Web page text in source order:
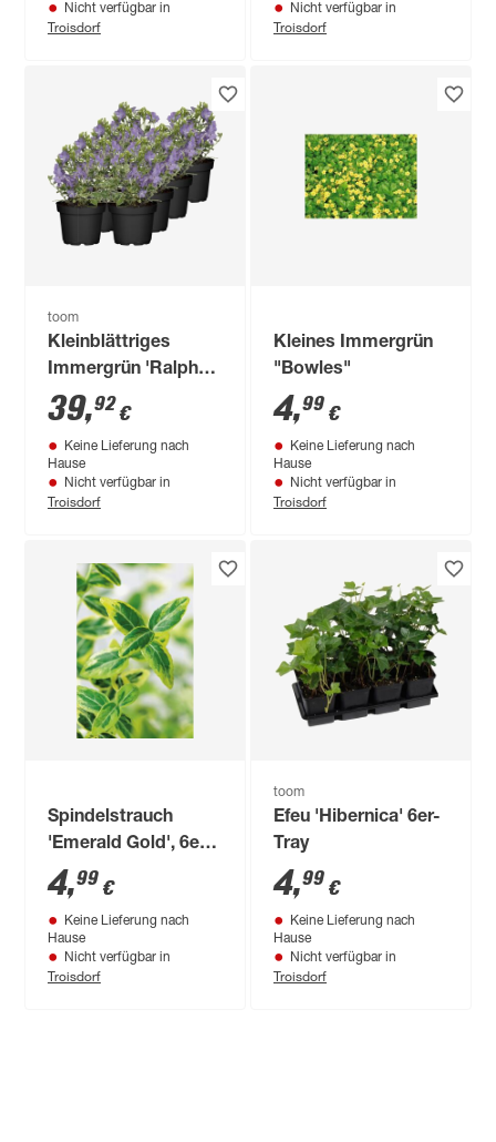
Nicht verfügbar in
Troisdorf
Nicht verfügbar in
Troisdorf
toom
Kleinblättriges
Immergrün 'Ralph
Shugert' violett 13
cm Topf, 8er-Set
39,92€
Keine Lieferung nach
Hause
Nicht verfügbar in
Troisdorf
Kleines Immergrün
"Bowles"
4,99 €
Keine Lieferung nach
Hause
Nicht verfügbar in
Troisdorf
Spindelstrauch
'Emerald Gold', 6er
Tray
4,99 €
Keine Lieferung nach
Hause
Nicht verfügbar in
Troisdorf
toom
Efeu 'Hibernica' 6er-
Tray
4,99 €
Keine Lieferung nach
Hause
Nicht verfügbar in
Troisdorf